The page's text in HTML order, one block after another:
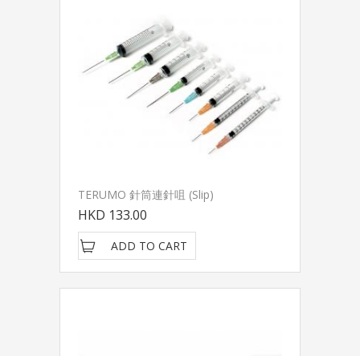
TERUMO 針筒連針咀 (Slip)
HKD 133.00
ADD TO CART